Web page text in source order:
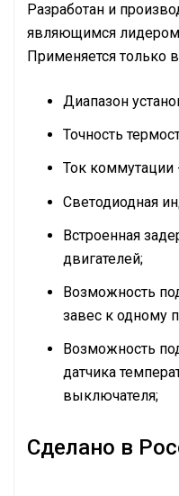
Разработан и
являющимся
Применяется только
Диапазон
Точность
Ток коммутации
Светодиодная
Встроенная
двигателей;
Возможность
завес к одному
Возможность
датчика
выключателя;
Сделано в